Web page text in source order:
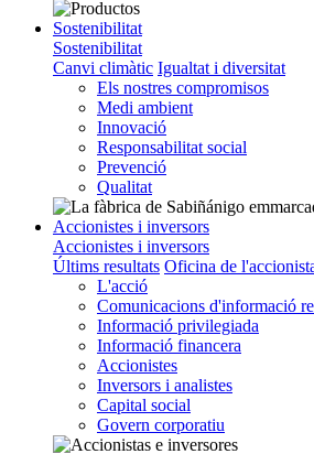
Sostenibilitat
Sostenibilitat
Canvi climàtic Igualtat i diversitat
Els nostres compromisos
Medi ambient
Innovació
Responsabilitat social
Prevenció
Qualitat
Accionistes i inversors
Accionistes i inversors
Últims resultats Oficina de
L'acció
Comunicacions d'informació
Informació privilegiada
Informació financera
Accionistes
Inversors i analistes
Capital social
Govern corporatiu